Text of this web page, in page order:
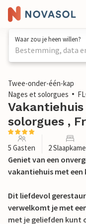
Waar zou je heen willen?
Bestemming, data
1 / 31
Twee-onder-één-kap
Nages et solorgues
solorgues ,
5 Gasten 2
Geniet van een
vakantiehuis met een
Dit liefdevol
verwelkomt je met
met je geliefden kunt